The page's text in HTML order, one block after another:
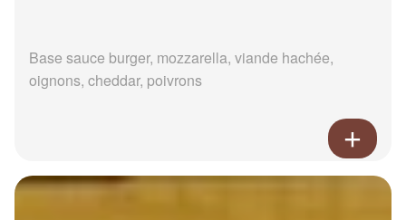
Base sauce burger, mozzarella, viande hachée,
oignons, cheddar, poivrons